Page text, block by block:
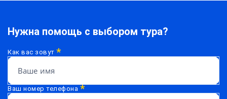
Нужна помощь с выбором тура?
Как вас зовут*
Ваш номер телефона *